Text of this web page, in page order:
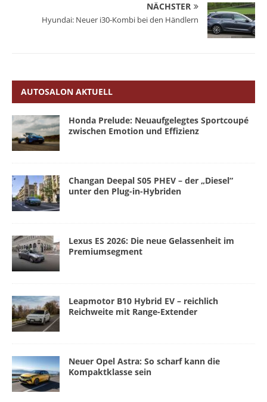
NÄCHSTER
Hyundai: Neuer i30-Kombi bei den Händlern
AUTOSALON AKTUELL
Honda Prelude: Neuaufgelegtes Sportcoupé
zwischen Emotion und Effizienz
Changan Deepal S05 PHEV – der „Diesel“
unter den Plug-in-Hybriden
Lexus ES 2026: Die neue Gelassenheit im
Premiumsegment
Leapmotor B10 Hybrid EV – reichlich
Reichweite mit Range-Extender
Neuer Opel Astra: So scharf kann die
Kompaktklasse sein